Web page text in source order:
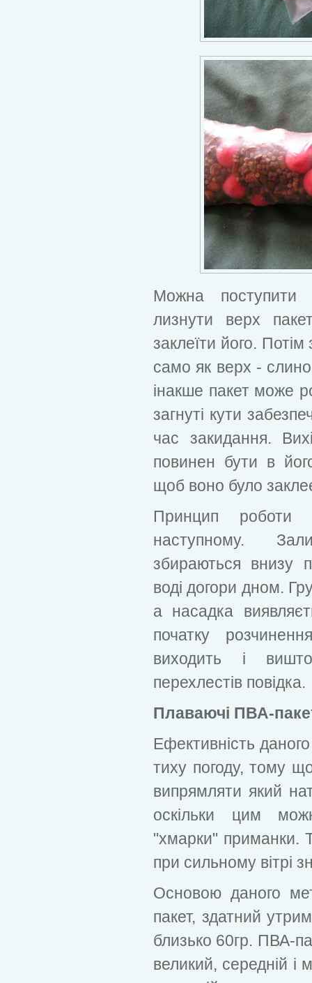
Можна поступити
лизнути верх
заклеїти його. Потім
само як верх -
інакше пакет може
загнуті кути
час закидання.
повинен бути в
щоб воно було
Принцип роботи
наступному.
збираються внизу
воді догори дном.
а насадка
початку
виходить і
перехлестів повідка.
Плаваючі ПВА-
Ефективність
тиху погоду, тому
випрямляти який
оскільки цим
"хмарки" приманки.
при сильному вітрі
Основою даного
пакет, здатний
близько 60гр. ПВА-
великий, середній і